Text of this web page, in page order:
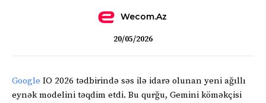
Wecom.az
20/05/2026
Google IO 2026 tədbirində səs ilə idarə olunan yeni ağıllı
eynək modelini təqdim etdi. Bu qurğu, Gemini köməkçisi